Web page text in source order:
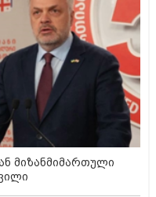
მიზანმიმართული